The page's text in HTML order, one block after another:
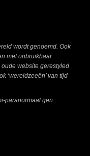
wordt genoemd. Ook
met onbruikbaar
website gerestyled
‘wereldzeeën’ van tijd
paranormaal gen